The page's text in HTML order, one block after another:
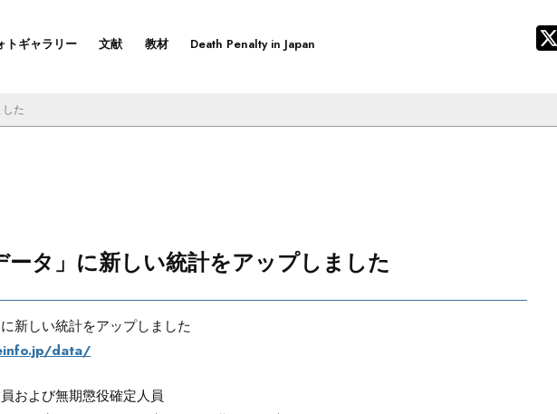
トギャラリー 文献 教材 Death Penalty in Japan
た
ータ」に新しい統計をアップしました
新しい統計をアップしました
data/
および無期懲役確定人員